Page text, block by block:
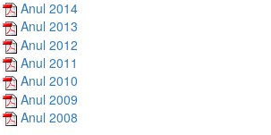
Anul 2014
Anul 2013
Anul 2012
Anul 2011
Anul 2010
Anul 2009
Anul 2008